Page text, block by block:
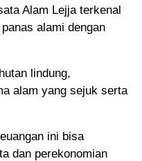
Alam Lejja terkenal
alami dengan
lindung,
alam yang sejuk serta
ini bisa
dan perekonomian